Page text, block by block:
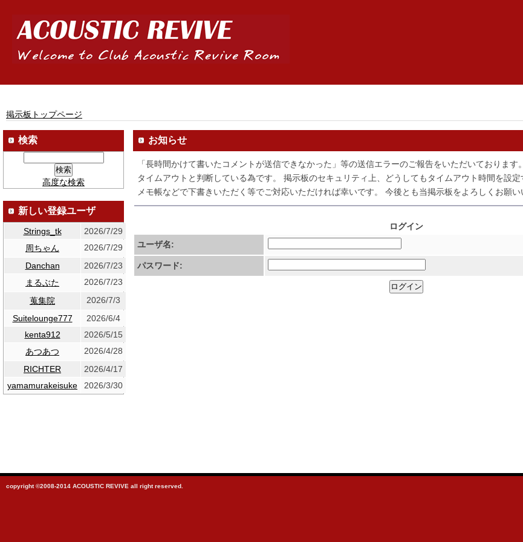
掲示板トップページ
お知らせ
「長時間かけて書いたコメントが送信できなかった」等の送信エラーのご報告をいただいております
タイムアウトと判断している為です。 掲示板のセキュリティ上、どうしてもタイムアウト時間を設定
メモ帳などで下書きいただく等でご対応いただければ幸いです。 今後とも当掲示板をよろしくお願い
ログイン
ユーザ名:
パスワード:
検索
高度な検索
新しい登録ユーザ
Strings_tk
2026/7/29
周ちゃん
2026/7/29
Danchan
2026/7/23
まるぶた
2026/7/23
蒐集院
2026/7/3
Suitelounge777
2026/6/4
kenta912
2026/5/15
あつあつ
2026/4/28
RICHTER
2026/4/17
yamamurakeisuke
2026/3/30
copyright ©2008-2014 ACOUSTIC REVIVE all right reserved.